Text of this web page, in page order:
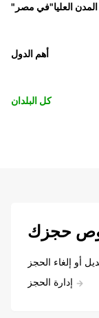
"المدن العليا"في مصر
أهم الدول
كل البلدان
حجزك
أو إلغاء الحجز
إدارة الحجز